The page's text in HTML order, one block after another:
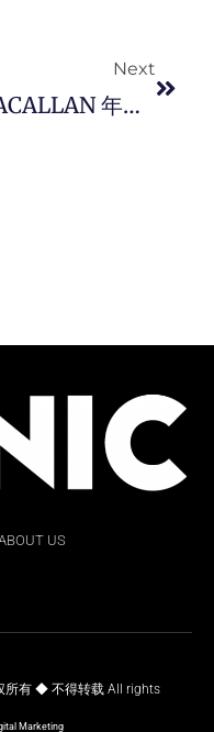
Next
MACALLAN 年度全新 Rare Cask 2024 单一麦芽威士忌，呈现强烈的甜葡萄乾气息，伴随极其浓郁滑顺的複杂层次。
US
所有 ◆ 不得转载 All rights
Marketing